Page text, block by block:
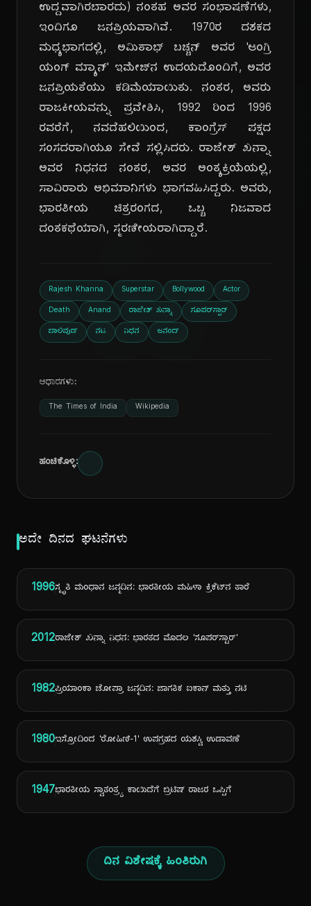
ದಿ
ಉದ್ದವಾಗಿರಬಾರದು) ನಂತಹ ಅವರ ಸಂಭಾಷಣೆಗಳು,
ಇಂದಿಗೂ ಜನಪ್ರಿಯವಾಗಿವೆ. 1970ರ ದಶಕದ
ಮಧ್ಯಭಾಗದಲ್ಲಿ, ಅಮಿತಾಭ್ ಬಚ್ಚನ್ ಅವರ 'ಆಂಗ್ರಿ
ಯಂಗ್ ಮ್ಯಾನ್' ಇಮೇಜ್‌ನ ಉದಯದೊಂದಿಗೆ, ಅವರ
ಜನಪ್ರಿಯತೆಯು ಕಡಿಮೆಯಾಯಿತು. ನಂತರ, ಅವರು
ರಾಜಕೀಯವನ್ನು ಪ್ರವೇಶಿಸಿ, 1992 ರಿಂದ 1996
ರವರೆಗೆ, ನವದೆಹಲಿಯಿಂದ, ಕಾಂಗ್ರೆಸ್ ಪಕ್ಷದ
ಸಂಸದರಾಗಿಯೂ ಸೇವೆ ಸಲ್ಲಿಸಿದರು. ರಾಜೇಶ್ ಖನ್ನಾ
ಅವರ ನಿಧನದ ನಂತರ, ಅವರ ಅಂತ್ಯಕ್ರಿಯೆಯಲ್ಲಿ,
ಸಾವಿರಾರು ಅಭಿಮಾನಿಗಳು ಭಾಗವಹಿಸಿದ್ದರು. ಅವರು,
ಭಾರತೀಯ ಚಿತ್ರರಂಗದ, ಒಬ್ಬ ನಿಜವಾದ
ದಂತಕಥೆಯಾಗಿ, ಸ್ಮರಣೀಯರಾಗಿದ್ದಾರೆ.
Rajesh Khanna Superstar Bollywood Actor
Death Anand ರಾಜೇಶ್ ಖನ್ನಾ ಸೂಪರ್‌ಸ್ಟಾರ್
ಬಾಲಿವುಡ್ ನಟ ನಿಧನ ಆನಂದ್
ಆಧಾರಗಳು:
The Times of India Wikipedia
ಹಂಚಿಕೊಳ್ಳಿ:
ಅದೇ ದಿನದ ಘಟನೆಗಳು
1996ಸ್ಮೃತಿ ಮಂಧಾನ ಜನ್ಮದಿನ: ಭಾರತೀಯ ಮಹಿಳಾ ಕ್ರಿಕೆಟ್‌ನ ತಾರೆ
2012ರಾಜೇಶ್ ಖನ್ನಾ ನಿಧನ: ಭಾರತದ ಮೊದಲ 'ಸೂಪರ್‌ಸ್ಟಾರ್'
1982ಪ್ರಿಯಾಂಕಾ ಚೋಪ್ರಾ ಜನ್ಮದಿನ: ಜಾಗತಿಕ ಐಕಾನ್ ಮತ್ತು ನಟಿ
1980ಇಸ್ರೋದಿಂದ 'ರೋಹಿಣಿ-1' ಉಪಗ್ರಹದ ಯಶಸ್ವಿ ಉಡಾವಣೆ
1947ಭಾರತೀಯ ಸ್ವಾತಂತ್ರ್ಯ ಕಾಯಿದೆಗೆ ಬ್ರಿಟಿಷ್ ರಾಜರ ಒಪ್ಪಿಗೆ
ದಿನ ವಿಶೇಷಕ್ಕೆ ಹಿಂತಿರುಗಿ